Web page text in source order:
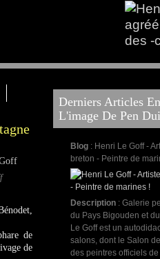
de
de
Derniers Articles
L'image De Pen
Blog : Henri Le Goff -
breton - Peintre de
Description : Galerie
du Pays Bigouden et
Le Goff est un
salons, dont le Salon
des peintres officiels